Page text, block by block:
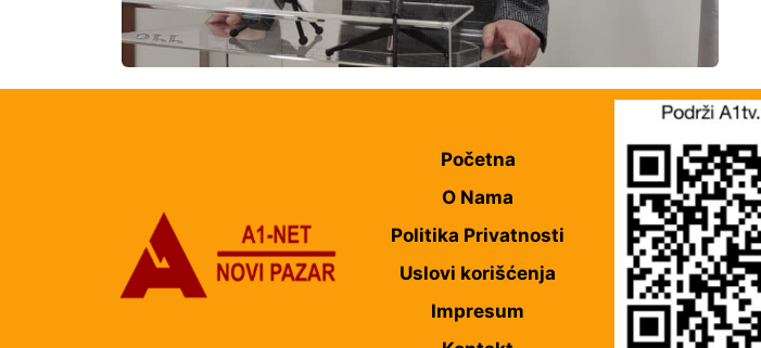
Početna
O Nama
Politika Privatnosti
Uslovi korišćenja
Impresum